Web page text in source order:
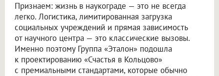
Признаем: жизнь в наукограде — это не всегда
легко. Логистика, лимитированная загрузка
социальных учреждений и прямая зависимость
от научного центра — это классические вызовы.
Именно поэтому Группа «Эталон» подошла
к проектированию «Счастья в Кольцово»
с премиальными стандартами, которые обычно